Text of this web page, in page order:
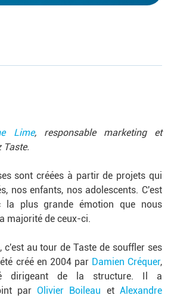
Lime, responsable marketing et
Taste.
sont créées à partir de projets qui
nos enfants, nos adolescents. C'est
la plus grande émotion que nous
majorité de ceux-ci.
c'est au tour de Taste de souffler ses
créé en 2004 par Damien Créquer,
dirigeant de la structure. Il a
parOlivier Boileau etAlexandre